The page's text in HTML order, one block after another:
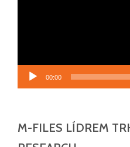
00:00
M-FILES LÍDREM